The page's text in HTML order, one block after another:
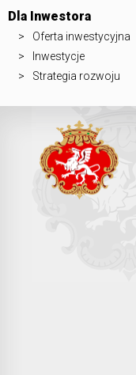
Dla Inwestora
Oferta inwestycyjna
Inwestycje
Strategia rozwoju